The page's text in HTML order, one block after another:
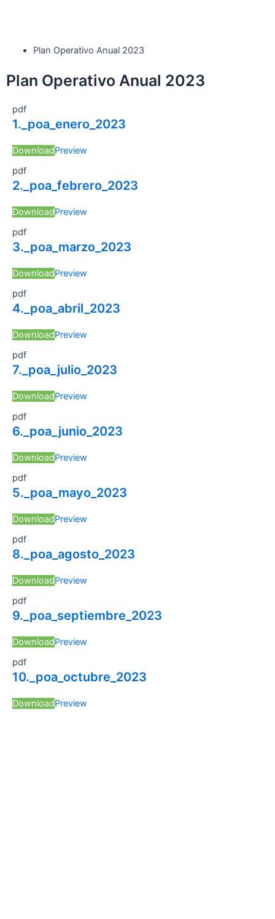
Plan Operativo Anual 2023
Plan Operativo Anual 2023
pdf
1._poa_enero_2023
DownloadPreview
pdf
2._poa_febrero_2023
DownloadPreview
pdf
3._poa_marzo_2023
DownloadPreview
pdf
4._poa_abril_2023
DownloadPreview
pdf
7._poa_julio_2023
DownloadPreview
pdf
6._poa_junio_2023
DownloadPreview
pdf
5._poa_mayo_2023
DownloadPreview
pdf
8._poa_agosto_2023
DownloadPreview
pdf
9._poa_septiembre_2023
DownloadPreview
pdf
10._poa_octubre_2023
DownloadPreview